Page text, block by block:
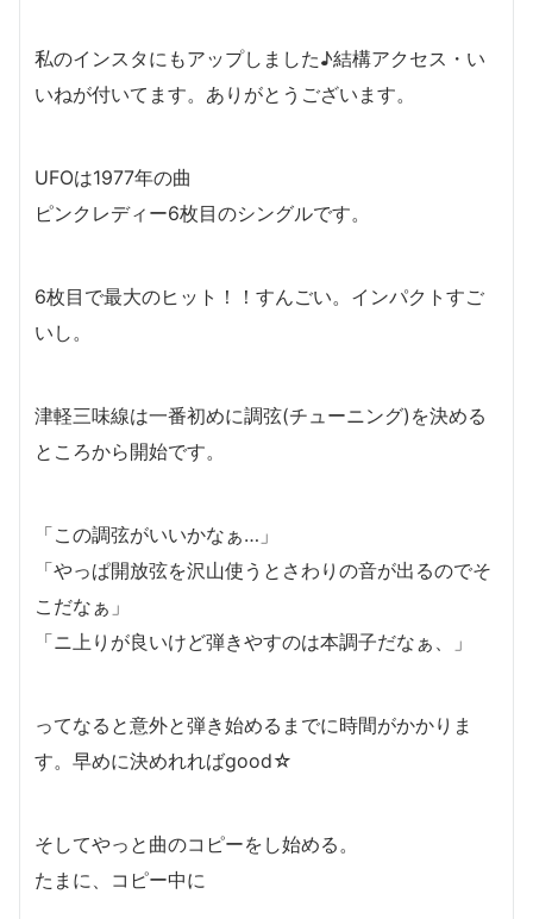
私のインスタにもアップしました♪結構アクセス・い
いねが付いてます。ありがとうございます。
UFOは1977年の曲
ピンクレディー6枚目のシングルです。
6枚目で最大のヒット！！すんごい。インパクトすご
いし。
津軽三味線は一番初めに調弦(チューニング)を決める
ところから開始です。
「この調弦がいいかなぁ…」
「やっぱ開放弦を沢山使うとさわりの音が出るのでそ
こだなぁ」
「ニ上りが良いけど弾きやすのは本調子だなぁ、」
ってなると意外と弾き始めるまでに時間がかかりま
す。早めに決めれればgood☆
そしてやっと曲のコピーをし始める。
たまに、コピー中に